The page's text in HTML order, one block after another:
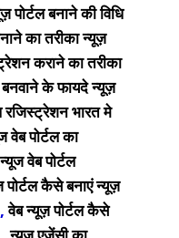
पोर्टल बनाने की विधि
का तरीकान्यूज़
कराने का तरीका
बनवाने के फायदेन्यूज़
रजिस्ट्रेशनभारत मे
वेब पोर्टल का
वेब पोर्टल
पोर्टल कैसे बनाएंन्यूज़
वेब न्यूज़ पोर्टल कैसे